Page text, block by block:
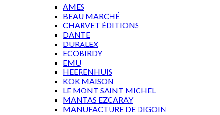
AMES
BEAU MARCHÉ
CHARVET ÉDITIONS
DANTE
DURALEX
ECOBIRDY
EMU
HEERENHUIS
KOK MAISON
LE MONT SAINT MICHEL
MANTAS EZCARAY
MANUFACTURE DE DIGOIN